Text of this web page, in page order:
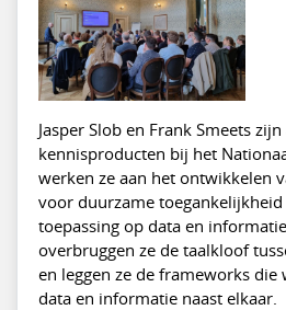
Jasper Slob en Frank Smeets
kennisproducten bij het
werken ze aan het ontwikkelen
voor duurzame toegankelijkheid
toepassing op data en
overbruggen ze de taalkloof
en leggen ze de frameworks
data en informatie naast elkaar.